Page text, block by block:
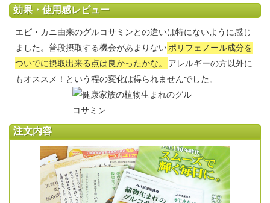
効果・使用感レビュー
エビ・カニ由来のグルコサミンとの違いは特にないように感じ
ました。普段摂取する機会があまりないポリフェノール成分を
ついでに摂取出来る点は良かったかな。
アレルギーの方以外に
もオススメ！という程の変化は得られませんでした。
注文内容